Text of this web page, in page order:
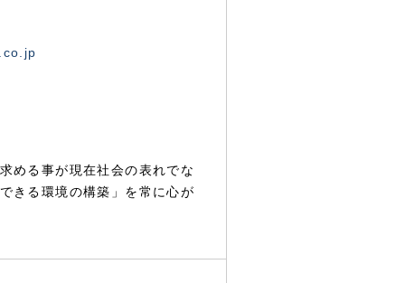
める事が現在社会の表れでな
きる環境の構築」を常に心が